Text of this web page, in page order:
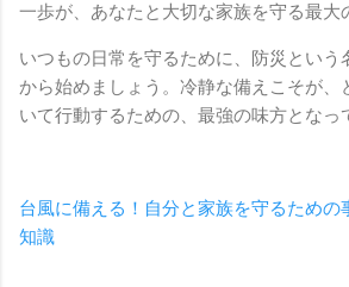
一歩が、あなたと大切な家族を守る最大
いつもの日常を守るために、防災という
から始めましょう。冷静な備えこそが、
いて行動するための、最強の味方となっ
台風に備える！自分と家族を守るための
知識